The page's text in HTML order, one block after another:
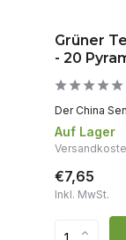
Grüner
- 20
Der China
Auf Lager
€7,65
Inkl. MwSt.